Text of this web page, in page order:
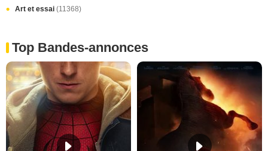
Art et essai (11368)
Top Bandes-annonces